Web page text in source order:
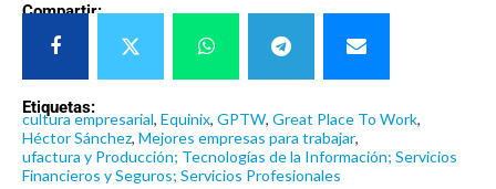
Compartir:
Etiquetas:
cultura empresarial, Equinix, GPTW, Great Place To Work,
Héctor Sánchez, Mejores empresas para trabajar,
ufactura y Producción; Tecnologías de la Información; Servicios
Financieros y Seguros; Servicios Profesionales